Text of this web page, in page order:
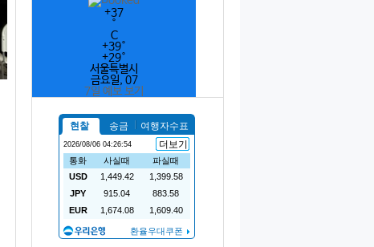
+37
°
C
+39°
+29°
서울특별시
금요일, 07
7일 예보 보기